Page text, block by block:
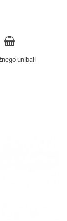
uniball